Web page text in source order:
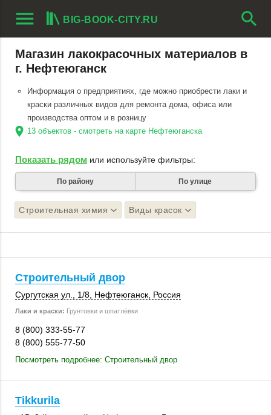
menu BIG-BOOK-CITY.RU search
Магазин лакокрасочных материалов в
г. Нефтеюганск
Информация о предприятиях, где можно приобрести лаки и
краски различных видов для ремонта дома, офиса или
производства оптом и в розницу
location_on 13 объектов - смотреть на карте Нефтеюганска
Показать рядом или используйте фильтры:
По району По улице
Строительная химия Виды красок
Строительный двор
Сургутская ул. 1/8 Нефтеюганск Россия
Лаки и краски: Грунтовки и шпатлёвки
8 (800) 333-55-77
8 (800) 555-77-50
Посмотреть подробнее: Строительный двор
Tikkurila